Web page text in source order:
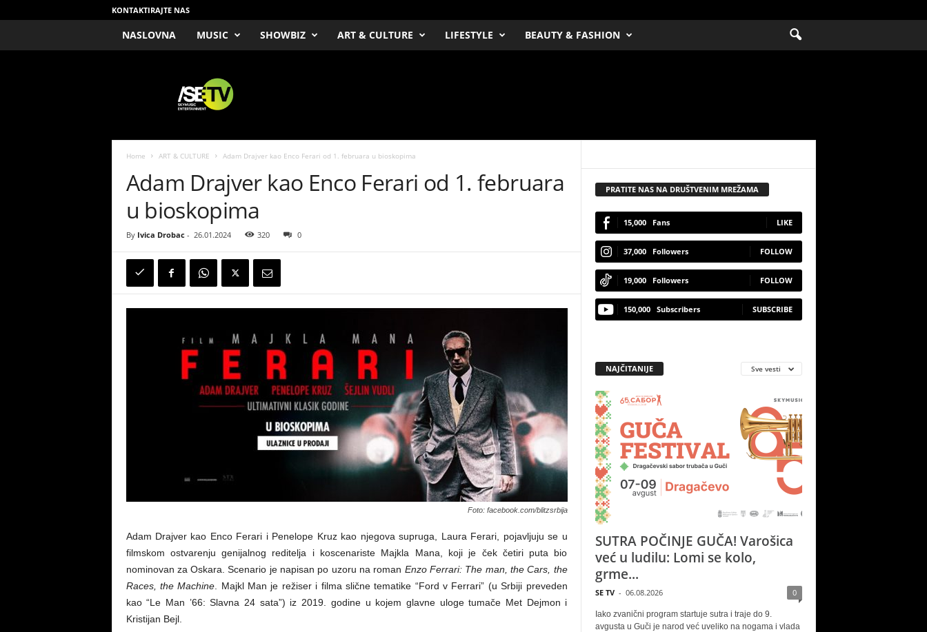
KONTAKTIRAJTE NAS
NASLOVNA MUSIC SHOWBIZ ART & CULTURE LIFESTYLE BEAUTY & FASHION
Home ART & CULTURE Adam Drajver kao Enco Ferari od 1. februara u bioskopima
Adam Drajver kao Enco Ferari od 1. februara
u bioskopima
By Ivica Drobac- 26.01.2024 320 0
Foto: facebook.com/blitzsrbija
Adam Drajver kao Enco Ferari i Penelope Kruz kao njegova supruga, Laura Ferari, pojavljuju se u
filmskom ostvarenju genijalnog reditelja i koscenariste Majkla Mana, koji je ček četiri puta bio
nominovan za Oskara. Scenario je napisan po uzoru na roman Enzo Ferrari: The man, the Cars, the
Races, the Machine . Majkl Man je režiser i filma slične tematike “Ford v Ferrari” (u Srbiji preveden
kao “Le Man ’66: Slavna 24 sata”) iz 2019. godine u kojem glavne uloge tumače Met Dejmon i
Kristijan Bejl.
PRATITE NAS NA DRUŠTVENIM MREŽAMA
15,000 Fans LIKE
37,000 Followers FOLLOW
19,000 Followers FOLLOW
150,000 Subscribers SUBSCRIBE
NAJČITANIJE Sve vesti
SUTRA POČINJE GUČA! Varošica
već u ludilu: Lomi se kolo,
grme...
SE TV - 06.08.2026 0
Iako zvanični program startuje sutra i traje do 9.
avgusta u Guči je narod već uveliko na nogama i vlada